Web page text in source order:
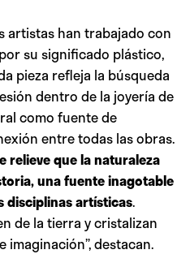
artistas han trabajado con
su significado plástico,
pieza refleja la búsqueda
dentro de la joyería de
como fuente de
entre todas las obras.
relieve que la naturaleza
una fuente inagotable
disciplinas artísticas.
de la tierra y cristalizan
destacan.